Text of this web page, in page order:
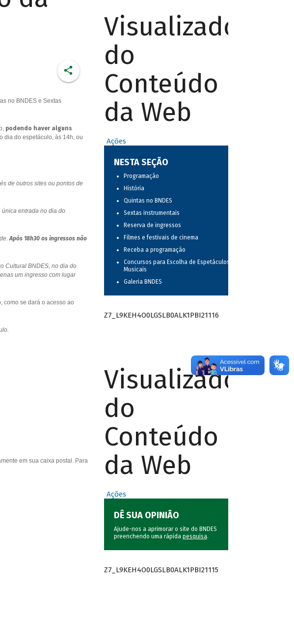
no BNDES e Sextas
podendo haver alguns
dia do espetáculo, às 14h, ou
de outros sites ou pontos de
entrada no dia do
Após 18h30 os ingressos não
Cultural BNDES, no dia do
um ingresso com lugar
como se dará o acesso ao
em sua caixa postal. Para
Visualizador
do
Conteúdo
da Web
Ações
NESTA SEÇÃO
Programação
História
Quintas no BNDES
Sextas instrumentais
Reserva de ingressos
Filmes e festivais de cinema
Receba a programação
Concursos para Escolha de Espetáculos
Musicais
Galeria BNDES
Z7_L9KEH4O0LGSLB0ALK1PBI21116
Visualizador
do
Conteúdo
da Web
Ações
DÊ SUA OPINIÃO
Ajude-nos a aprimorar o site do BNDES
preenchendo uma rápida pesquisa.
Z7_L9KEH4O0LGSLB0ALK1PBI21115